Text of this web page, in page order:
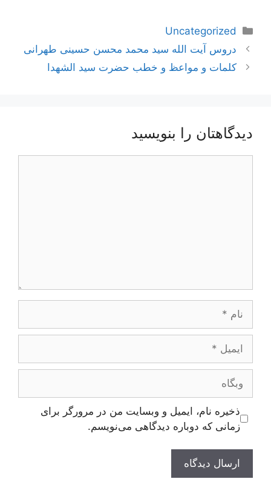
دسته‌ها
Uncategorized
ناوبری
نوشته‌ها
دروس آیت الله سید محمد محسن حسینی طهرانی
کلمات و مواعظ و خطب حضرت سید الشهدا
دیدگاهتان را بنویسید
وبگاه
ذخیره نام، ایمیل و وبسایت من در مرورگر برای
زمانی که دوباره دیدگاهی می‌نویسم.